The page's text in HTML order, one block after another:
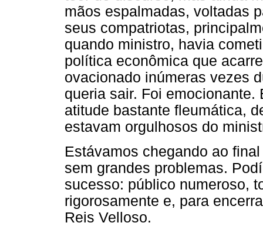
mãos espalmadas, voltadas
seus compatriotas,
quando ministro, havia
política econômica que
ovacionado inúmeras vezes
queria sair. Foi
atitude bastante fleumática,
estavam orgulhosos do
Estávamos chegando ao
sem grandes problemas.
sucesso: público numeroso,
rigorosamente e, para
Reis Velloso.